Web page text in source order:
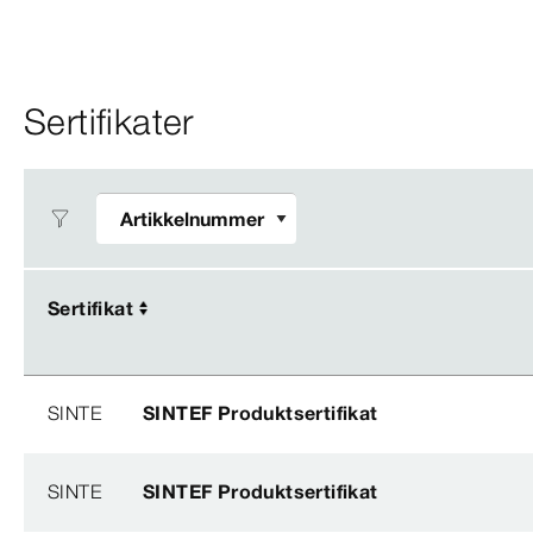
Sertifikater
Sertifikat
Sertifikat
SINTE SINTEF Produktsertifikat
SINTE SINTEF Produktsertifikat